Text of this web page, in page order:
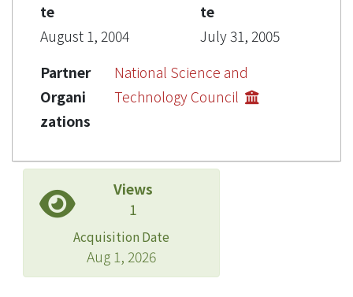
te
August 1, 2004
te
July 31, 2005
Partner
Organi
zations
National Science and
Technology Council
Views
1
Acquisition Date
Aug 1, 2026